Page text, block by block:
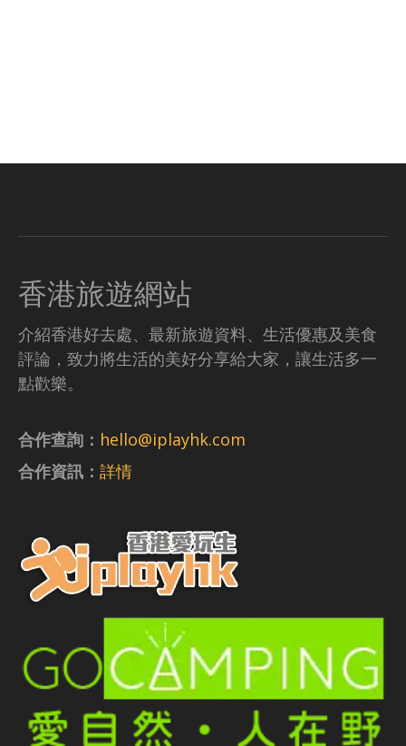
香港旅遊網站
介紹香港好去處、最新旅遊資料、生活優惠及美食
評論，致力將生活的美好分享給大家，讓生活多一
點歡樂。
合作查詢： hello@iplayhk.com
合作資訊： 詳情